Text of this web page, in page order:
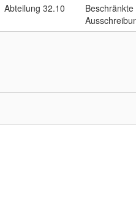
Abteilung 32.10
Beschränkte